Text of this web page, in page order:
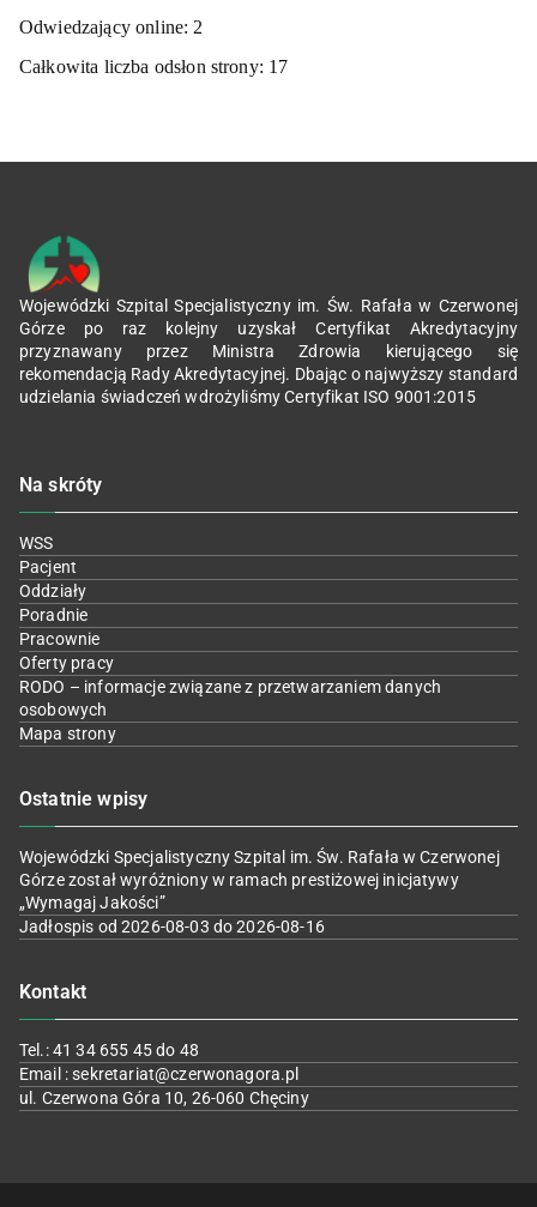
Odwiedzający online: 2
Całkowita liczba odsłon strony: 17
Wojewódzki Szpital Specjalistyczny im. Św. Rafała w Czerwonej
Górze po raz kolejny uzyskał Certyfikat Akredytacyjny
przyznawany przez Ministra Zdrowia kierującego się
rekomendacją Rady Akredytacyjnej. Dbając o najwyższy standard
udzielania świadczeń wdrożyliśmy Certyfikat ISO 9001:2015
Na skróty
WSS
Pacjent
Oddziały
Poradnie
Pracownie
Oferty pracy
RODO – informacje związane z przetwarzaniem danych
osobowych
Mapa strony
Ostatnie wpisy
Wojewódzki Specjalistyczny Szpital im. Św. Rafała w Czerwonej
Górze został wyróżniony w ramach prestiżowej inicjatywy
„Wymagaj Jakości”
Jadłospis od 2026-08-03 do 2026-08-16
Kontakt
Tel.: 41 34 655 45 do 48
Email : sekretariat@czerwonagora.pl
ul. Czerwona Góra 10, 26-060 Chęciny